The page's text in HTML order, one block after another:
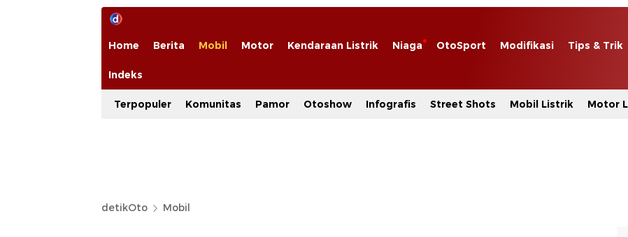
Home Berita Mobil Motor Kendaraan Listrik Niaga OtoSport Modifikasi Tips & Trik
Indeks
Terpopuler Komunitas Pamor Otoshow Infografis Street Shots Mobil Listrik Motor
detikOto Mobil